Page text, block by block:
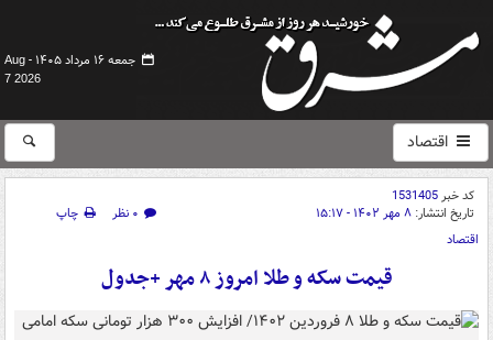
جمعه ۱۶ مرداد ۱۴۰۵ -
Aug
7 2026
اقتصاد
کد خبر1531405
تاریخ انتشار: ۸ مهر ۱۴۰۲ - ۱۵:۱۷ ۰ نظر
چاپ
اقتصاد
قیمت سکه و طلا امروز ۸ مهر +جدول